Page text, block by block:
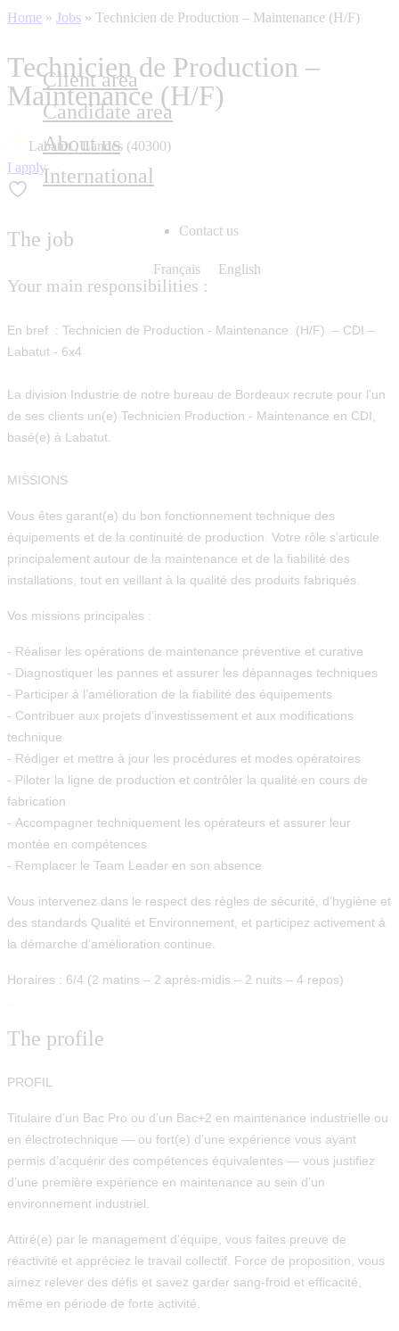
Client area
Candidate area
About us
International
Contact us
Français English
Home » Jobs » Technicien de Production – Maintenance (H/F)
Technicien de Production –
Maintenance (H/F)
Labatut , Landes (40300)
I apply
The job
Your main responsibilities :
En bref : Technicien de Production - Maintenance (H/F) – CDI –
Labatut - 6x4
La division Industrie de notre bureau de Bordeaux recrute pour l’un
de ses clients un(e) Technicien Production - Maintenance en CDI,
basé(e) à Labatut.
MISSIONS
Vous êtes garant(e) du bon fonctionnement technique des
équipements et de la continuité de production. Votre rôle s’articule
principalement autour de la maintenance et de la fiabilité des
installations, tout en veillant à la qualité des produits fabriqués.
Vos missions principales :
- Réaliser les opérations de maintenance préventive et curative
- Diagnostiquer les pannes et assurer les dépannages techniques
- Participer à l’amélioration de la fiabilité des équipements
- Contribuer aux projets d’investissement et aux modifications
technique
- Rédiger et mettre à jour les procédures et modes opératoires
- Piloter la ligne de production et contrôler la qualité en cours de
fabrication
- Accompagner techniquement les opérateurs et assurer leur
montée en compétences
- Remplacer le Team Leader en son absence
Vous intervenez dans le respect des règles de sécurité, d’hygiène et
des standards Qualité et Environnement, et participez activement à
la démarche d’amélioration continue.
Horaires : 6/4 (2 matins – 2 après-midis – 2 nuits – 4 repos)
The profile
PROFIL
Titulaire d’un Bac Pro ou d’un Bac+2 en maintenance industrielle ou
en électrotechnique — ou fort(e) d’une expérience vous ayant
permis d’acquérir des compétences équivalentes — vous justifiez
d’une première expérience en maintenance au sein d’un
environnement industriel.
Attiré(e) par le management d’équipe, vous faites preuve de
réactivité et appréciez le travail collectif. Force de proposition, vous
aimez relever des défis et savez garder sang-froid et efficacité,
même en période de forte activité.